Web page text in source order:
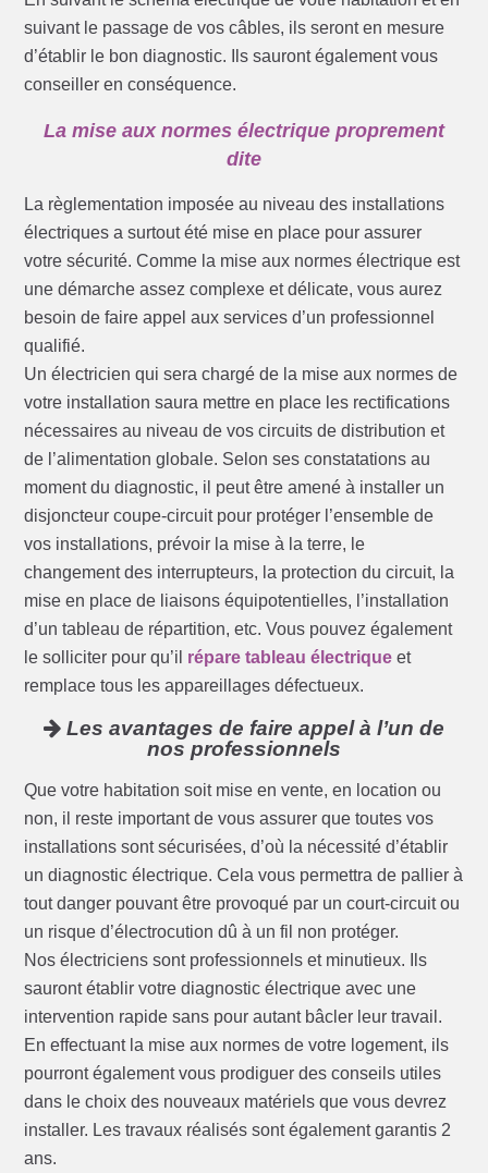
suivant le passage de vos câbles, ils seront en mesure
d’établir le bon diagnostic. Ils sauront également vous
conseiller en conséquence.
La mise aux normes électrique proprement
dite
La règlementation imposée au niveau des installations
électriques a surtout été mise en place pour assurer
votre sécurité. Comme la mise aux normes électrique est
une démarche assez complexe et délicate, vous aurez
besoin de faire appel aux services d’un professionnel
qualifié.
Un électricien qui sera chargé de la mise aux normes de
votre installation saura mettre en place les rectifications
nécessaires au niveau de vos circuits de distribution et
de l’alimentation globale. Selon ses constatations au
moment du diagnostic, il peut être amené à installer un
disjoncteur coupe-circuit pour protéger l’ensemble de
vos installations, prévoir la mise à la terre, le
changement des interrupteurs, la protection du circuit, la
mise en place de liaisons équipotentielles, l’installation
d’un tableau de répartition, etc. Vous pouvez également
le solliciter pour qu’il répare tableau électrique et
remplace tous les appareillages défectueux.
Les avantages de faire appel à l’un de
nos professionnels
Que votre habitation soit mise en vente, en location ou
non, il reste important de vous assurer que toutes vos
installations sont sécurisées, d’où la nécessité d’établir
un diagnostic électrique. Cela vous permettra de pallier à
tout danger pouvant être provoqué par un court-circuit ou
un risque d’électrocution dû à un fil non protéger.
Nos électriciens sont professionnels et minutieux. Ils
sauront établir votre diagnostic électrique avec une
intervention rapide sans pour autant bâcler leur travail.
En effectuant la mise aux normes de votre logement, ils
pourront également vous prodiguer des conseils utiles
dans le choix des nouveaux matériels que vous devrez
installer. Les travaux réalisés sont également garantis 2
ans.